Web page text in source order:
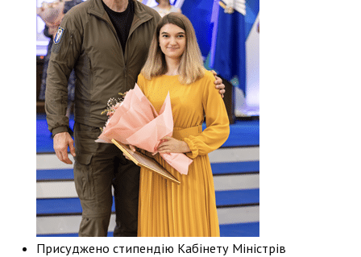
Присуджено стипендію Кабінету Міністрів